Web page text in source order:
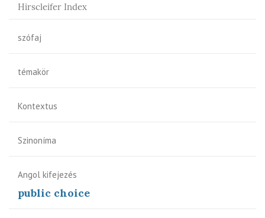
Hirscleifer Index
szófaj
témakör
Kontextus
Szinoníma
Angol kifejezés
public choice